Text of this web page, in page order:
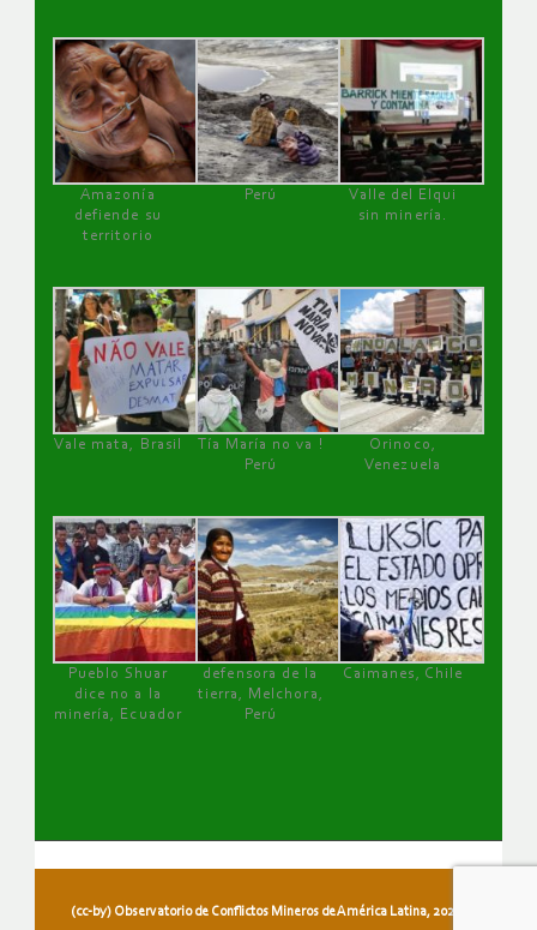
Amazonía
defiende su
territorio
Perú
Valle del Elqui
sin minería.
Vale mata, Brasil
Tía María no va !
Perú
Orinoco,
Venezuela
Pueblo Shuar
dice no a la
minería, Ecuador
defensora de la
tierra, Melchora,
Perú
Caimanes, Chile
(cc-by) Observatorio de Conflictos Mineros de América Latina, 2026